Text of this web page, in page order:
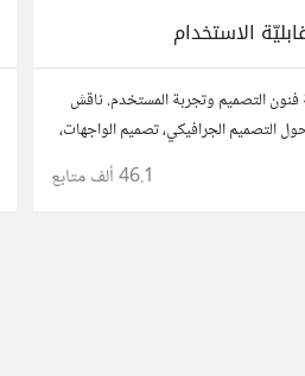
الاستخدام
فنون التصميم وتجربة المستخدم. ناقش
حول التصميم الجرافيكي، تصميم الواجهات،
شارك أفكارك وأسئلتك، وتواصل مع
في تحسين تجربة المستخدم.
46.1 ألف متابع